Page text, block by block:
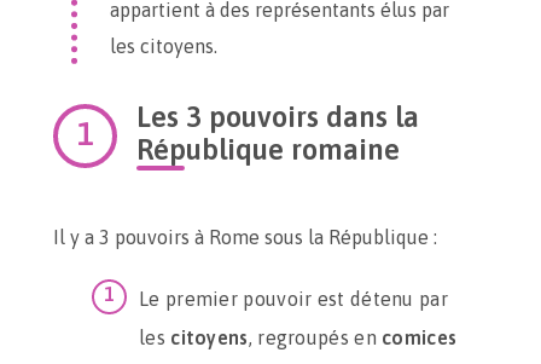
appartient à des représentants élus par
les citoyens.
Les 3 pouvoirs dans la
République romaine
Il y a 3 pouvoirs à Rome sous la République :
Le premier pouvoir est détenu par
les citoyens, regroupés en comices